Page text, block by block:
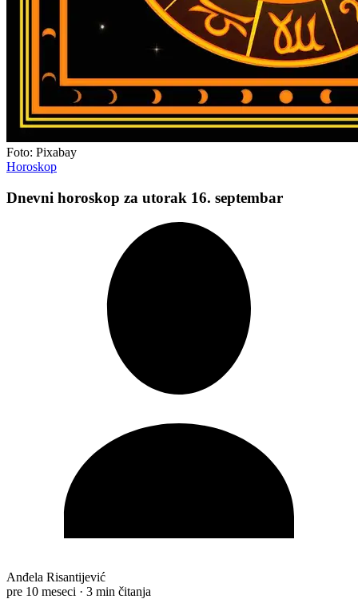
Foto: Pixabay
Horoskop
Dnevni horoskop za utorak 16. septembar
Anđela Risantijević
pre 10 meseci · 3 min čitanja